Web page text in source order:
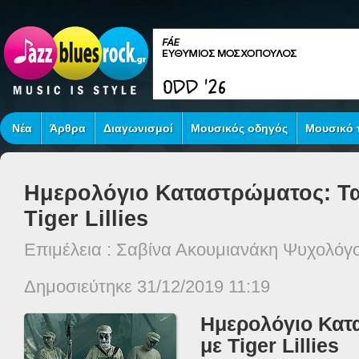
Νέα Άρθρα Διαγωνισμοί Μουσικός οδηγός Μουσικό
Ημερολόγιο Καταστρώματος:
Tiger Lillies
Επιμέλεια : Σαβίνα Ακουμιανάκη
Δημοσιεύτηκε 31/12/2019 11:19
Ημερολόγιο
με Tiger Lillies